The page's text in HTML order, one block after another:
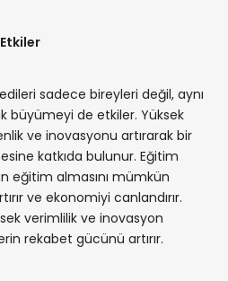
sadece bireyleri değil, aynı
büyümeyi de etkiler. Yüksek
ve inovasyonu artırarak bir
katkıda bulunur. Eğitim
eğitim almasını mümkün
ve ekonomiyi canlandırır.
verimlilik ve inovasyon
rekabet gücünü artırır.